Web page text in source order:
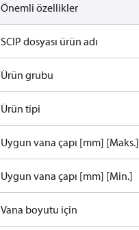
Önemli özellikler
SCIP dosyası ürün adı
Ürün grubu
Ürün tipi
Uygun vana çapı [mm] [Maks.]
Uygun vana çapı [mm] [Min.]
Vana boyutu için